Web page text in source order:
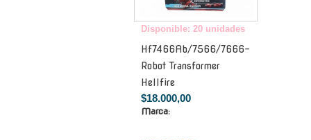
Disponible: 20 unidades
Hf7466Ab/7566/7666-
Robot Transformer
Hellfire
$18.000,00
Marca: